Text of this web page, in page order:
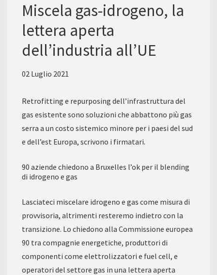
Miscela gas-idrogeno, la
lettera aperta
dell’industria all’UE
02 Luglio 2021
Retrofitting e repurposing dell’infrastruttura del
gas esistente sono soluzioni che abbattono più gas
serra a un costo sistemico minore per i paesi del sud
e dell’est Europa, scrivono i firmatari.
90 aziende chiedono a Bruxelles l’ok per il blending
di idrogeno e gas
Lasciateci miscelare idrogeno e gas come misura di
provvisoria, altrimenti resteremo indietro con la
transizione. Lo chiedono alla Commissione europea
90 tra compagnie energetiche, produttori di
componenti come elettrolizzatori e fuel cell, e
operatori del settore gas in una lettera aperta